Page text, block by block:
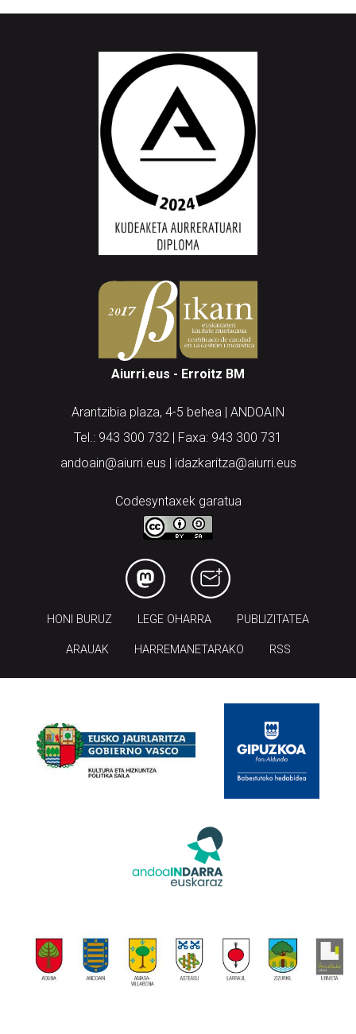
Aiurri.eus - Erroitz BM
Arantzibia plaza, 4-5 behea | ANDOAIN
Codesyntaxek garatua
LEGE OHARRA
ARAUAK HARREMANETARAKO RSS